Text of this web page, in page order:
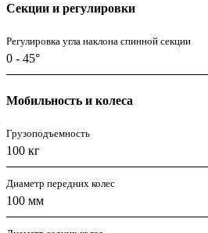
Секции и регулировки
Регулировка угла наклона спинной секции
0 - 45°
Мобильность и колеса
Грузоподъемность
100 кг
Диаметр передних колес
100 мм